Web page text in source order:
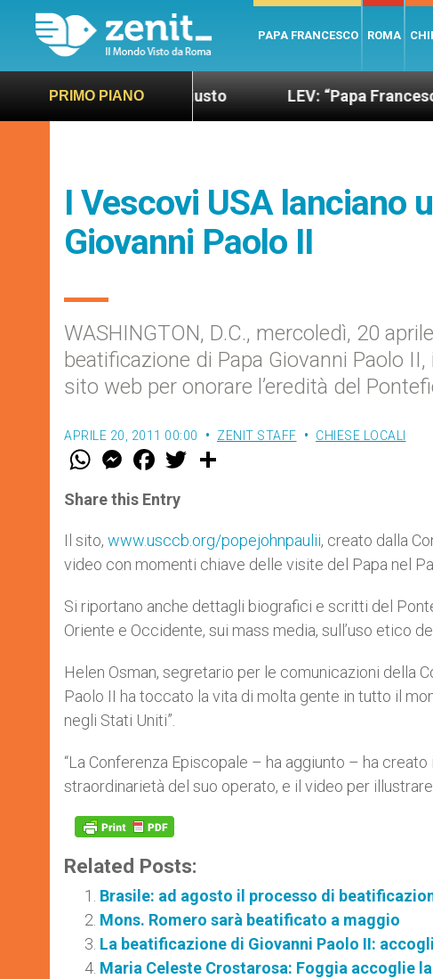
PAPA FRANCESCO ROMA
PRIMO PIANO
più sano e giusto LEV: “Papa Francesco. Un
I Vescovi USA lanciano
Giovanni Paolo II
WASHINGTON, D.C., mercoledì, 20
beatificazione di Papa Giovanni Paolo
sito web per onorare l’eredità del
APRILE 20, 2011 00:00 ZENIT STAFF CHIESE LOCALI
W
t
s
p
p
M
e
s
e
g
e
r
F
a
e
b
o
k
w
r
Share this Entry
Il sito, www.usccb.org/popejohnpaulii, creato dalla
video con momenti chiave delle visite del Papa nel
Si riportano anche dettagli biografici e scritti del
Oriente e Occidente, sui mass media, sull’uso etico
Helen Osman, segretario per le comunicazioni della
Paolo II ha toccato la vita di molta gente in tutto il
negli Stati Uniti”.
“La Conferenza Episcopale – ha aggiunto – ha
straordinarietà del suo operato, e il video per
Related Posts:
Brasile: ad agosto il processo di
Mons. Romero sarà beatificato a maggio
La beatificazione di Giovanni Paolo II:
Maria Celeste Crostarosa: Foggia accoglie